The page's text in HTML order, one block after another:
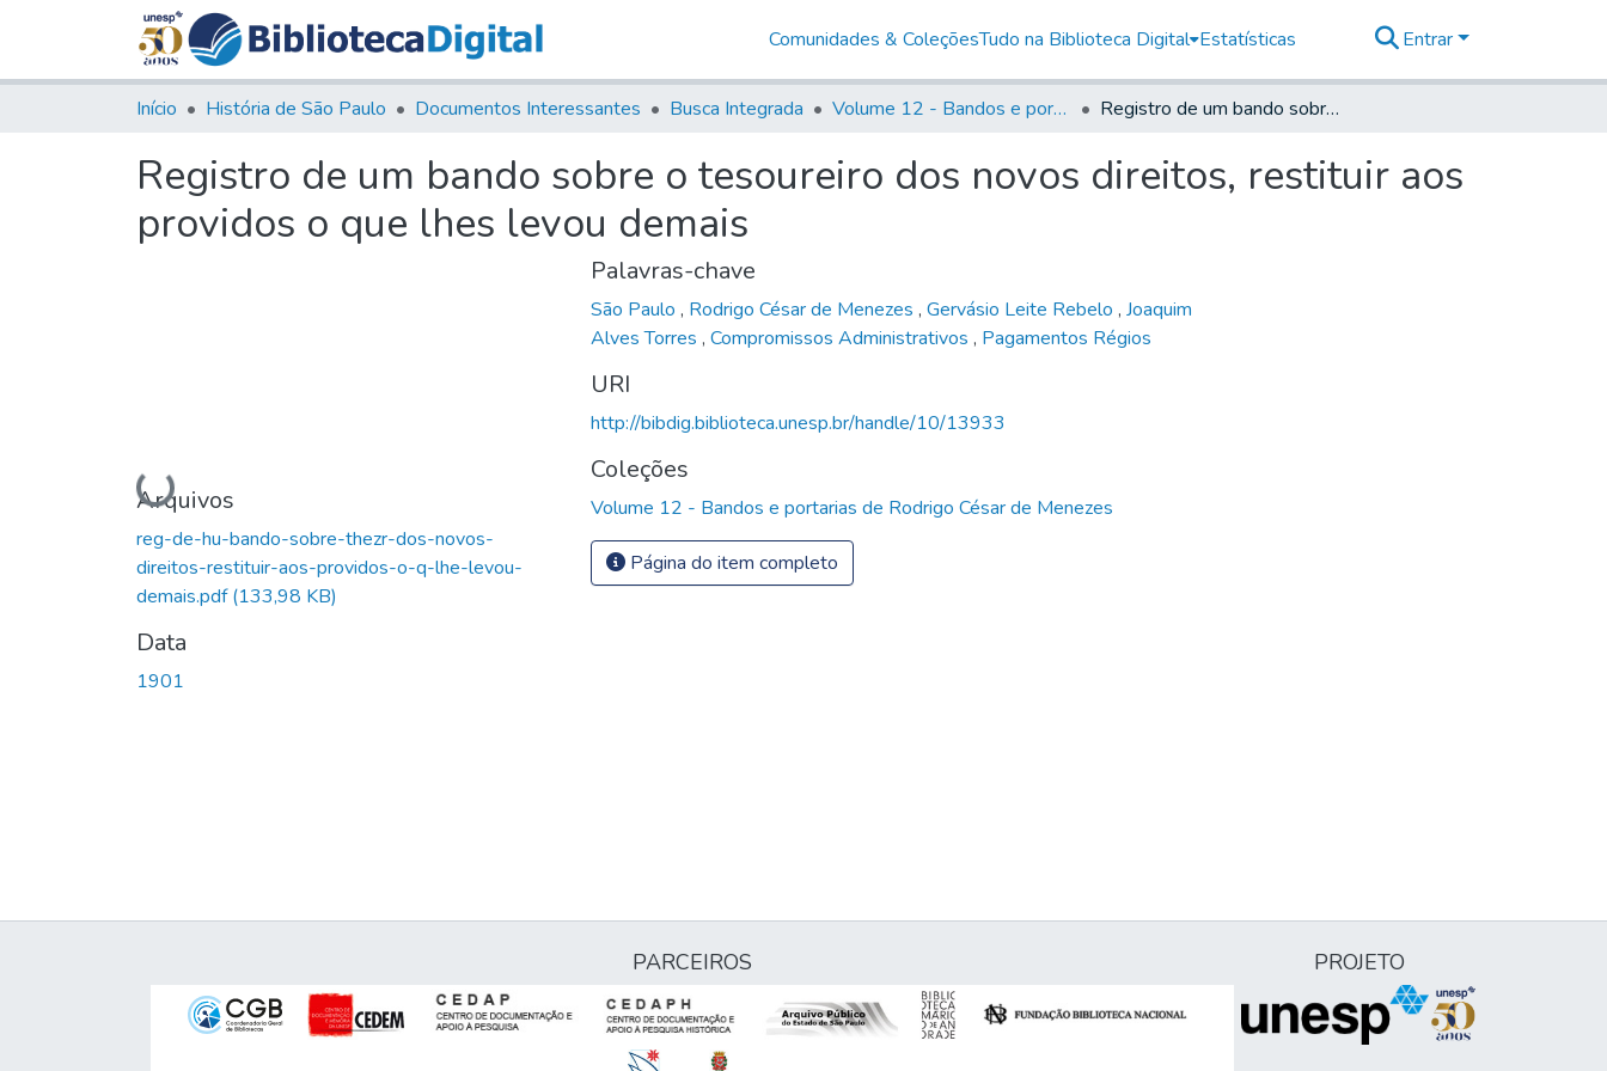
Comunidades & ColeçõesTudo na Biblioteca Digital Estatísticas Entrar
Início História de São Paulo Documentos Interessantes Busca Integrada Volume 12 - Bandos e portarias de Rodrigo César de Menezes Registro de um bando sobre o tesoureiro dos novos direitos, restituir aos providos o que lhes levou demais
Registro de um bando sobre o tesoureiro dos novos direitos, restituir aos
providos o que lhes levou demais
Carregando...
Arquivos
reg-de-hu-bando-sobre-thezr-dos-novos-
direitos-restituir-aos-providos-o-q-lhe-levou-
demais.pdf(133,98 KB)
Data
1901
Palavras-chave
São Paulo , Rodrigo César de Menezes , Gervásio Leite Rebelo , Joaquim
Alves Torres , Compromissos Administrativos , Pagamentos Régios
URI
http://bibdig.biblioteca.unesp.br/handle/10/13933
Coleções
Volume 12 - Bandos e portarias de Rodrigo César de Menezes
Página do item completo
PARCEIROS PROJETO